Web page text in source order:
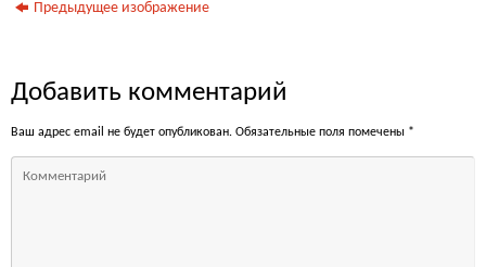
Предыдущее изображение
Добавить комментарий
Ваш адрес email не будет опубликован. Обязательные поля помечены *